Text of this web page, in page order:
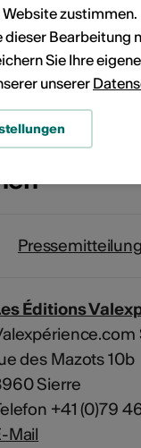
Pressemitteilung
Éditions
des Mazots 10b
Sierre
+41 (0)79
Mail
Website zustimmen.
dieser Bearbeitung
Sie Ihre
unserer